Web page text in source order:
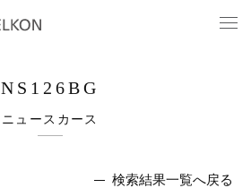
NS126BG
ニュースカース
検索結果一覧へ戻る